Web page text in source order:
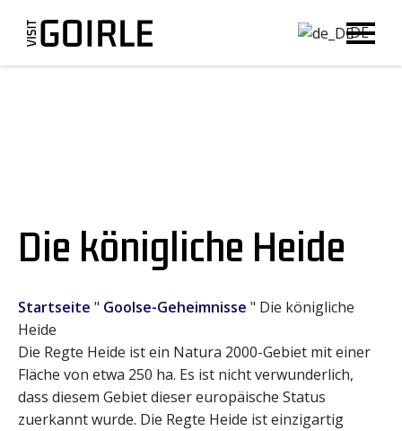
DE
Die königliche Heide
Startseite " Goolse-Geheimnisse " Die königliche
Heide
Die Regte Heide ist ein Natura 2000-Gebiet mit einer
Fläche von etwa 250 ha. Es ist nicht verwunderlich,
dass diesem Gebiet dieser europäische Status
zuerkannt wurde. Die Regte Heide ist einzigartig